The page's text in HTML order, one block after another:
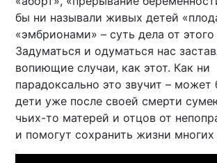
бы ни называли живых детей
«эмбрионами» – суть дела от
Задуматься и одуматься нас
вопиющие случаи, как этот. Как ни
парадоксально это звучит – может
дети уже после своей смерти
чьих-то матерей и отцов от
и помогут сохранить жизни